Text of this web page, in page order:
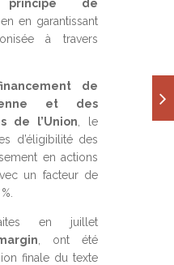
principe de
en en garantissant
à travers
de
et des
de l’Union , le
d’éligibilité des
en actions
un facteur de
en juillet
, ont été
finale du texte